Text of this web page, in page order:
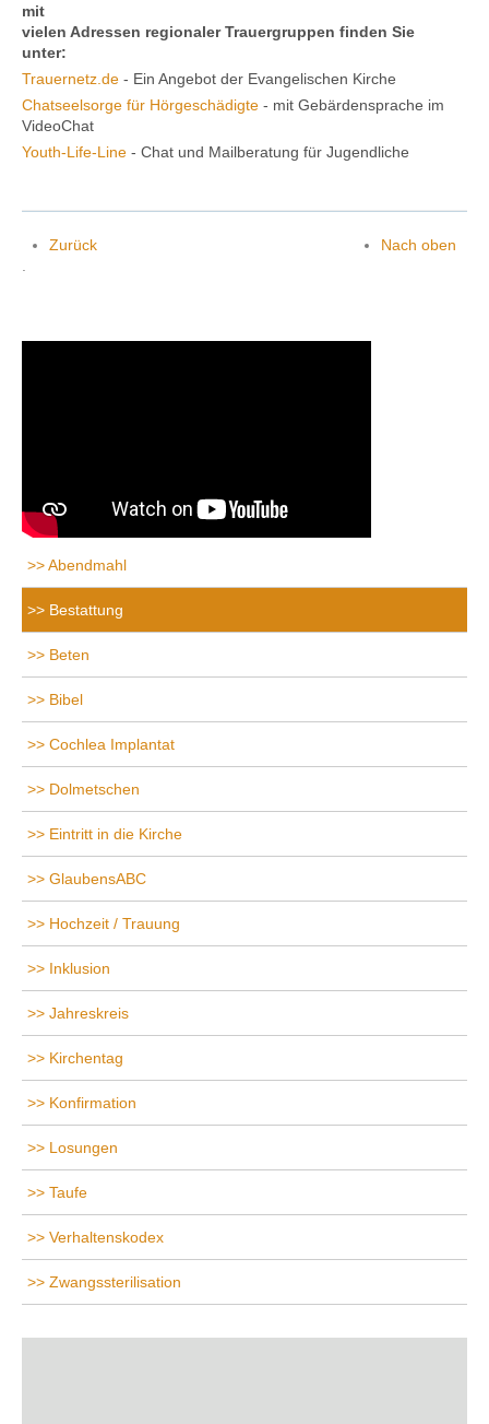
mit
vielen Adressen regionaler Trauergruppen finden Sie
unter:
Trauernetz.de - Ein Angebot der Evangelischen Kirche
Chatseelsorge für Hörgeschädigte - mit Gebärdensprache im
VideoChat
Youth-Life-Line - Chat und Mailberatung für Jugendliche
Zurück
Nach oben
Abendmahl
Bestattung
Beten
Bibel
Cochlea Implantat
Dolmetschen
Eintritt in die Kirche
GlaubensABC
Hochzeit / Trauung
Inklusion
Jahreskreis
Kirchentag
Konfirmation
Losungen
Taufe
Verhaltenskodex
Zwangssterilisation